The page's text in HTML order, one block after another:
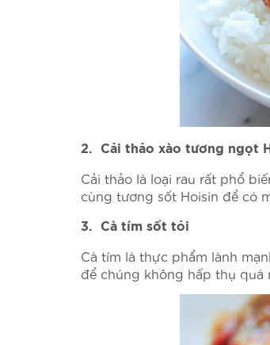
2. Cải thảo xào tương ngọt
Cải thảo là loại rau rất phổ
cùng tương sốt Hoisin để có
3. Cà tím sốt tỏi
Cà tím là thực phẩm lành
để chúng không hấp thụ quá